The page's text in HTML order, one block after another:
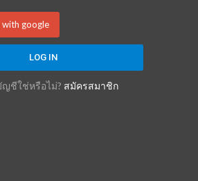
with google
ญชีใช่หรือไม่? สมัครสมาชิก